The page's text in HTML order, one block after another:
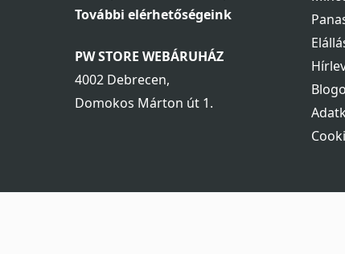
További elérhetőségeink
PW STORE WEBÁRUHÁZ
4002 Debrecen,
Domokos Márton út 1.